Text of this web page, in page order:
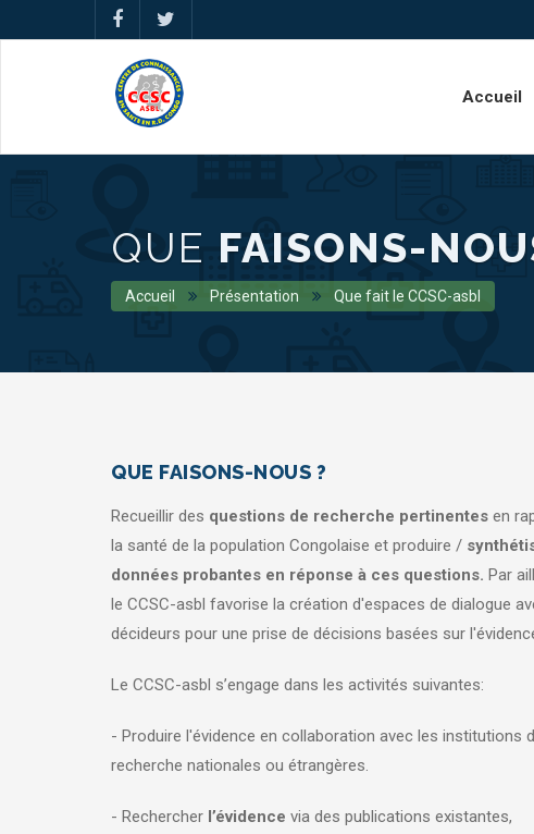
Accueil
QUE FAISONS-
Accueil Présentation Que fait le CCSC-asbl
QUE FAISONS-NOUS ?
Recueillir des questions de recherche pertinentes en
la santé de la population Congolaise et produire /
données probantes en réponse à ces questions. Par
le CCSC-asbl favorise la création d'espaces de dialogue
décideurs pour une prise de décisions basées sur
Le CCSC-asbl s’engage dans les activités suivantes:
- Produire l'évidence en collaboration avec les institutions
recherche nationales ou étrangères.
- Rechercher l’évidence via des publications existantes,